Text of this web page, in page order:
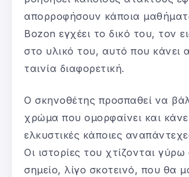
απορροφήσουν κάποια
Bozon εγχέει το δικό του, τον
στο υλικό του, αυτό που κάνει
ταινία διαφορετική.
Ο σκηνοθέτης προσπαθεί να
χρώμα που ομορφαίνει και
ελκυστικές κάποιες
Οι ιστορίες του χτίζονται
σημείο, λίγο σκοτεινό, που θα